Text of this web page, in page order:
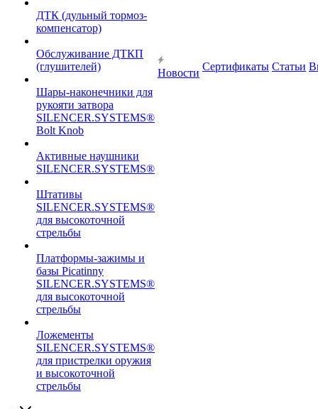
ДТК (дульный тормоз-
компенсатор)
Обслуживание ДТКП
(глушителей)
Шары-наконечники для
рукояти затвора
SILENCER.SYSTEMS®
Bolt Knob
Активные наушники
SILENCER.SYSTEMS®
Штативы
SILENCER.SYSTEMS®
для высокоточной
стрельбы
Платформы-зажимы и
базы Picatinny
SILENCER.SYSTEMS®
для высокоточной
стрельбы
Ложементы
SILENCER.SYSTEMS®
для пристрелки оружия
и высокоточной
стрельбы
Новости
Сертификаты Статьи